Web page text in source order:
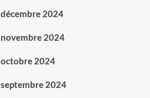
décembre 2024
novembre 2024
octobre 2024
septembre 2024